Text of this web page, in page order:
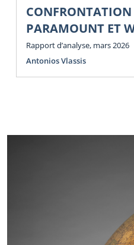
CONFRONTATION
PARAMOUNT ET
Rapport d’analyse, mars 2026
Antonios Vlassis